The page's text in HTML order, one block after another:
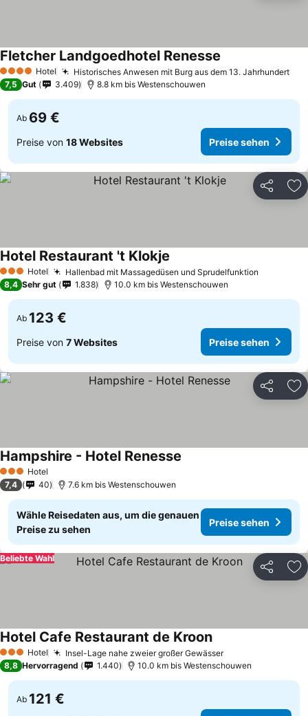
4 Sterne Hotel Historisches Anwesen mit Burg aus dem 13. Jahrhundert
Fletcher Landgoedhotel Renesse
7,5 Gut 3.409 8.8 km bis Westenschouwen
Ab 69 €
Preise von 18 Websites Preise sehen
Teilen
3 SterneHotel Hallenbad mit Massagedüsen und Sprudelfunktion
Hotel Restaurant 't Klokje
8,4 Sehr gut 1.838 10.0 km bis Westenschouwen
Ab 123 €
Preise von 7 Websites Preise sehen
Teilen
3 SterneHotel
Hampshire - Hotel Renesse
7,4 40 7.6 km bis Westenschouwen
Wähle Reisedaten aus, um die genauen
Preise zu sehen
Preise sehen
Teilen
Beliebte Wahl
3 SterneHotel Insel-Lage nahe zweier großer Gewässer
Hotel Cafe Restaurant de Kroon
8,8 Hervorragend 1.440 10.0 km bis Westenschouwen
Ab 121 €